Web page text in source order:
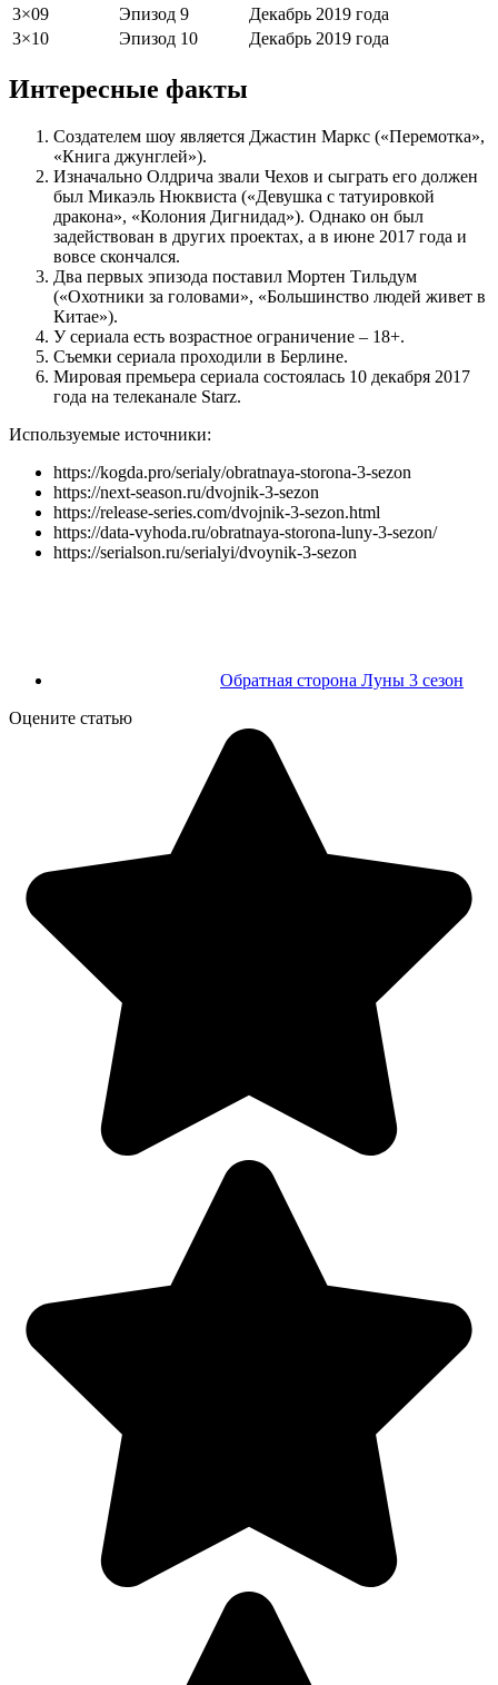
3×09
Эпизод 9
Декабрь 2019 года
3×10
Эпизод 10 Декабрь 2019 года
Интересные факты
Создателем шоу является Джастин Маркс («Перемотка»,
«Книга джунглей»).
Изначально Олдрича звали Чехов и сыграть его должен
был Микаэль Нюквиста («Девушка с татуировкой
дракона», «Колония Дигнидад»). Однако он был
задействован в других проектах, а в июне 2017 года и
вовсе скончался.
Два первых эпизода поставил Мортен Тильдум
(«Охотники за головами», «Большинство людей живет в
Китае»).
У сериала есть возрастное ограничение – 18+.
Съемки сериала проходили в Берлине.
Мировая премьера сериала состоялась 10 декабря 2017
года на телеканале Starz.
Используемые источники:
https://kogda.pro/serialy/obratnaya-storona-3-sezon
https://next-season.ru/dvojnik-3-sezon
https://release-series.com/dvojnik-3-sezon.html
https://data-vyhoda.ru/obratnaya-storona-luny-3-sezon/
https://serialson.ru/serialyi/dvoynik-3-sezon
Обратная сторона Луны 3 сезон
Оцените статью